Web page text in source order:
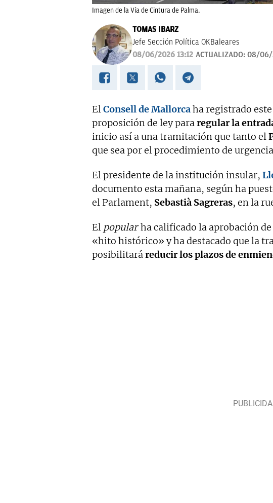
Imagen de la Vía de Cintura de Palma.
TOMAS IBARZ
Jefe Sección Política OKBaleares
08/06/2026 13:12 ACTUALIZADO: 08/06/
ElConsell de Mallorcaha registrado
proposición de ley pararegular la
inicio así a una tramitación que tanto el
que sea por el procedimiento de
El presidente de la institución insular,
documento esta mañana, según ha
el Parlament, Sebastià Sagreras, en la
El popularha calificado la aprobación
«hito histórico» y ha destacado que la
posibilitaráreducir los plazos de